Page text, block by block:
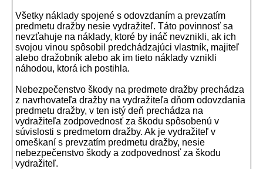
Všetky náklady spojené s odovzdaním a prevzatím
predmetu dražby nesie vydražiteľ. Táto povinnosť sa
nevzťahuje na náklady, ktoré by ináč nevznikli, ak ich
svojou vinou spôsobil predchádzajúci vlastník, majiteľ
alebo dražobník alebo ak im tieto náklady vznikli
náhodou, ktorá ich postihla.
Nebezpečenstvo škody na predmete dražby prechádza
z navrhovateľa dražby na vydražiteľa dňom odovzdania
predmetu dražby, v ten istý deň prechádza na
vydražiteľa zodpovednosť za škodu spôsobenú v
súvislosti s predmetom dražby. Ak je vydražiteľ v
omeškaní s prevzatím predmetu dražby, nesie
nebezpečenstvo škody a zodpovednosť za škodu
vydražiteľ.